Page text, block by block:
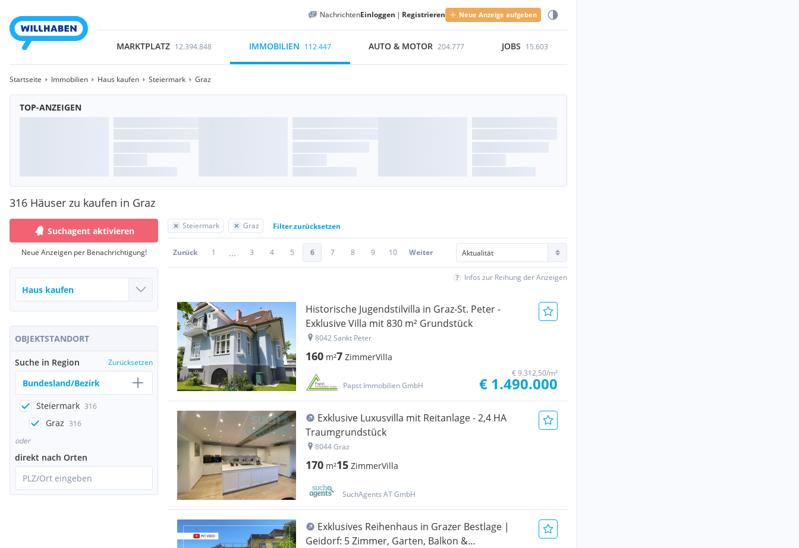
NachrichtenEinloggen | Registrieren Neue Anzeige aufgeben
MARKTPLATZ 12.394.848 IMMOBILIEN 112.447 AUTO & MOTOR 204.777 JOBS 15.603
Startseite Immobilien Haus kaufen Steiermark Graz
TOP-ANZEIGEN
316 Häuser zu kaufen in Graz
Suchagent aktivieren
Neue Anzeigen per Benachrichtigung!
OBJEKTSTANDORT
Suche in Region Zurücksetzen
Bundesland/Bezirk
Steiermark 316
Graz 316
oder
direkt nach Orten
PLZ/Ort eingeben
Steiermark Graz Filter zurücksetzen
Zurück 1 ... 3 4 5 6 7 8 9 10 Weiter
Infos zur Reihung der Anzeigen
Historische Jugendstilvilla in Graz-St. Peter -
Exklusive Villa mit 830 m² Grundstück
8042 Sankt Peter
160 m²7 ZimmerVilla
Papst Immobilien GmbH
€ 9.312,50/m²
€ 1.490.000
Exklusive Luxusvilla mit Reitanlage - 2,4 HA
Traumgrundstück
8044 Graz
170 m²15 ZimmerVilla
SuchAgents AT GmbH
Exklusives Reihenhaus in Grazer Bestlage |
Geidorf: 5 Zimmer, Garten, Balkon &